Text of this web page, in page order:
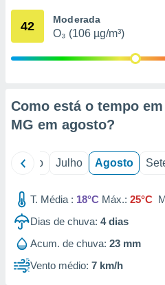
através
1199
42 Moderada
O₃ (106 µg/m³)
Como está o tempo
MG em agosto?
Junho Julho Agosto
T. Média : 18°C Máx.: 25°C
Dias de chuva: 4dias
Acum. de chuva: 23 mm
Vento médio: 7 km/h